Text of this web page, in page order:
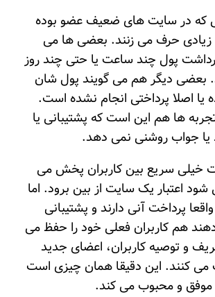
که در سایت های ضعیف عضو بوده
زیادی حرف می زنند. بعضی ها می
پول چند ساعت یا حتی چند روز
بعضی دیگر هم می گویند پول شان
یا اصلا پرداختی انجام نشده است.
ها هم این است که پشتیبانی یا
جواب روشنی نمی دهد.
خیلی سریع بین کاربران پخش می
اعتبار یک سایت از بین برود. اما
پرداخت آنی دارند و پشتیبانی
هم کاربران فعلی خود را حفظ می
و توصیه کاربران، اعضای جدید
کنند. این دقیقا همان چیزی است
و محبوب می کند.